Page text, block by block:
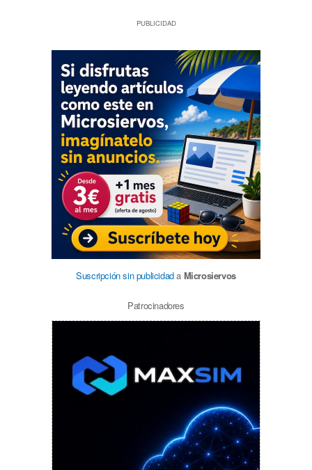
PUBLICIDAD
Suscripción sin publicidada Microsiervos
Patrocinadores